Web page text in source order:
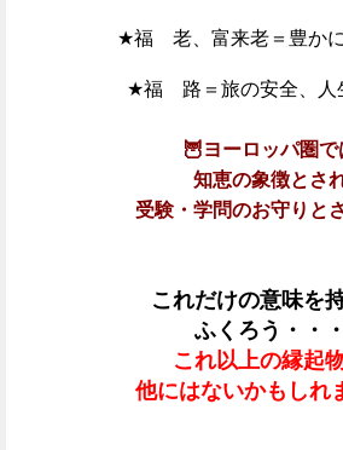
★福 老、富来老＝豊か
★福 路＝旅の安全、人
🦉ヨーロッパ圏で
知恵の象徴とさ
受験・学問のお守りと
これだけの意味を
ふくろう・・・
これ以上の縁起
他にはないかもしれ